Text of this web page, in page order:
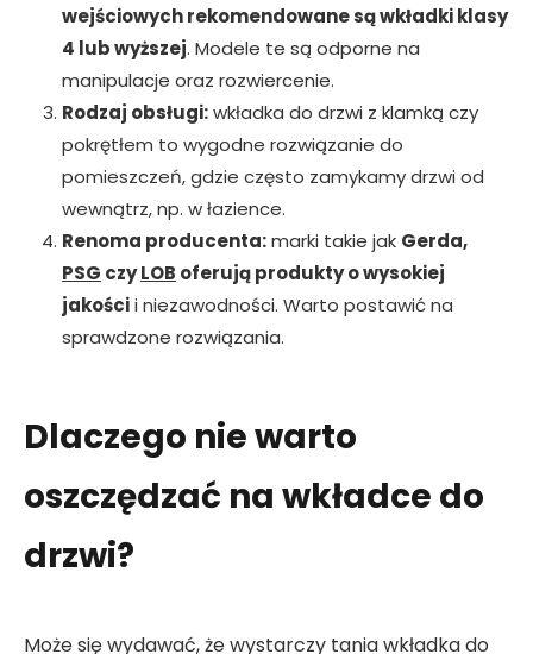
wejściowych rekomendowane są wkładki klasy
4 lub wyższej. Modele te są odporne na
manipulacje oraz rozwiercenie.
Rodzaj obsługi:wkładka do drzwi z klamką czy
pokrętłem to wygodne rozwiązanie do
pomieszczeń, gdzie często zamykamy drzwi od
wewnątrz, np. w łazience.
Renoma producenta:marki takie jak Gerda,
PSG czyLOB oferują produkty o wysokiej
jakościi niezawodności. Warto postawić na
sprawdzone rozwiązania.
Dlaczego nie warto
oszczędzać na wkładce do
drzwi?
Może się wydawać, że wystarczy tania wkładka do